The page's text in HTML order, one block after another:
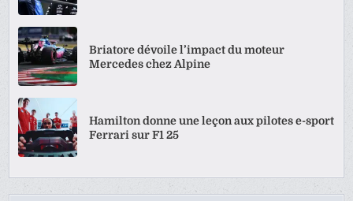
Briatore dévoile l’impact du moteur
Mercedes chez Alpine
Hamilton donne une leçon aux pilotes e-sport
Ferrari sur F1 25